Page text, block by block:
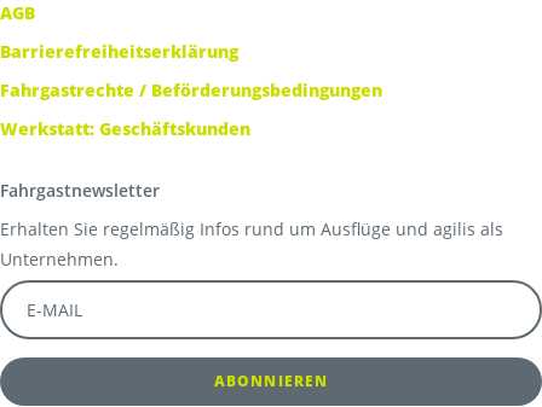
AGB
Barrierefreiheitserklärung
Fahrgastrechte / Beförderungsbedingungen
Werkstatt: Geschäftskunden
Fahrgastnewsletter
Erhalten Sie regelmäßig Infos rund um Ausflüge und agilis als
Unternehmen.